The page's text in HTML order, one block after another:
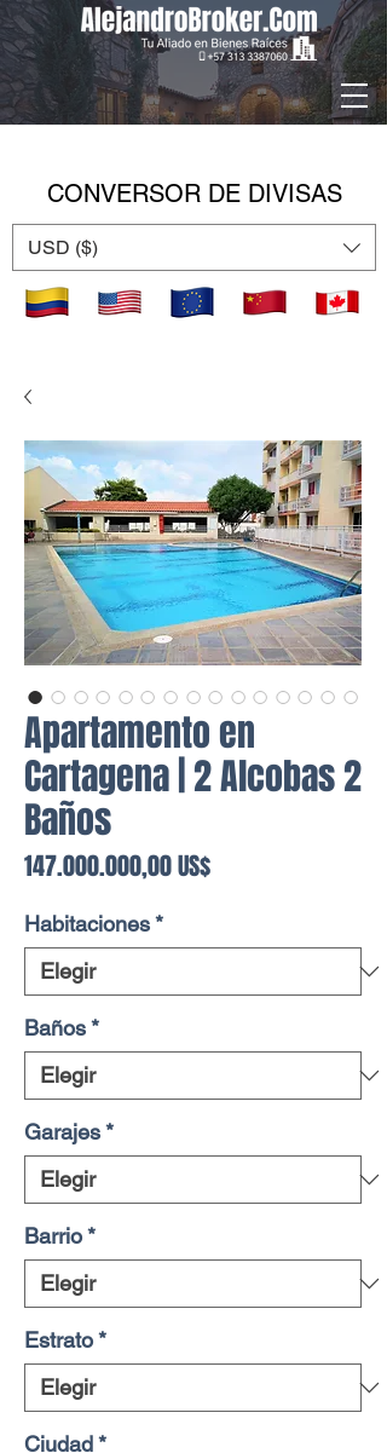
CONVERSOR DE DIVISAS
USD ($)
Apartamento en
Cartagena | 2 Alcobas 2
Baños
147.000.000,00 US$Precio
Habitaciones*
Baños*
Garajes*
Barrio*
Estrato*
Ciudad*